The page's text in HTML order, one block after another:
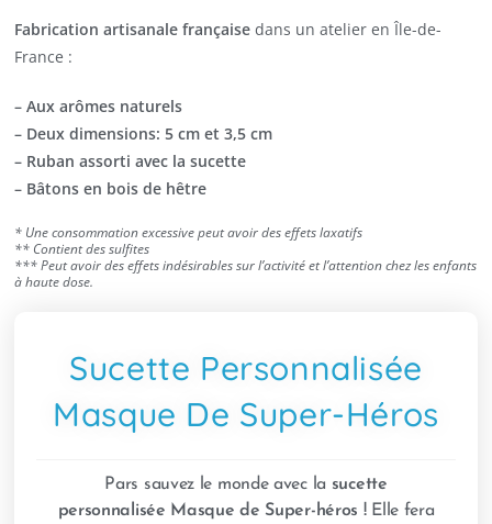
Fabrication artisanale française dans un atelier en Île-de-
France :
– Aux arômes naturels
– Deux dimensions: 5 cm et 3,5 cm
– Ruban assorti avec la sucette
– Bâtons en bois de hêtre
* Une consommation excessive peut avoir des effets laxatifs
** Contient des sulfites
*** Peut avoir des effets indésirables sur l’activité et l’attention chez les enfants
à haute dose.
Sucette Personnalisée
Masque De Super-Héros
Pars sauvez le monde avec la sucette
personnalisée Masque de Super-héros ! Elle fera